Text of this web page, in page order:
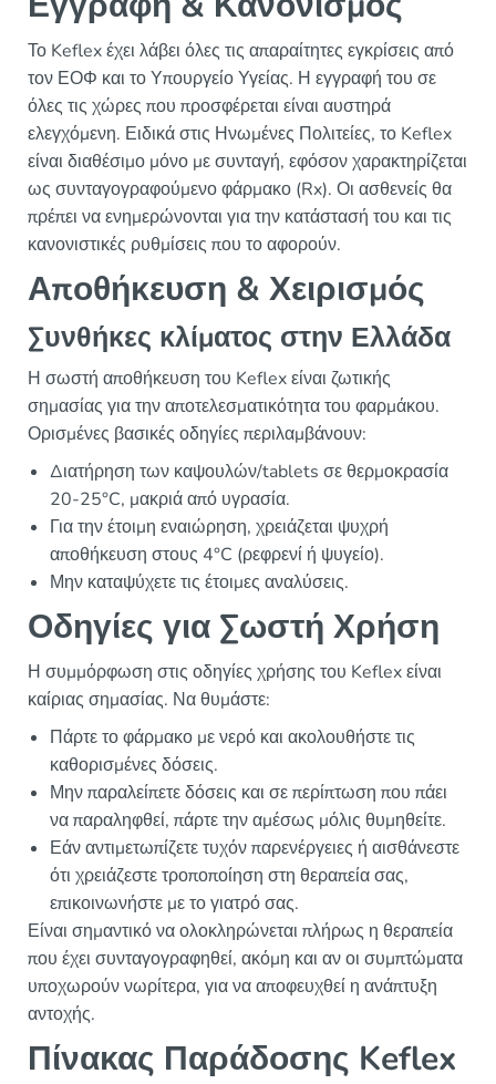
Το Keflex έχει λάβει όλες τις απαραίτητες εγκρίσεις από
τον ΕΟΦ και το Υπουργείο Υγείας. Η εγγραφή του σε
όλες τις χώρες που προσφέρεται είναι αυστηρά
ελεγχόμενη. Ειδικά στις Ηνωμένες Πολιτείες, το Keflex
είναι διαθέσιμο μόνο με συνταγή, εφόσον χαρακτηρίζεται
ως συνταγογραφούμενο φάρμακο (Rx). Οι ασθενείς θα
πρέπει να ενημερώνονται για την κατάστασή του και τις
κανονιστικές ρυθμίσεις που το αφορούν.
Αποθήκευση & Χειρισμός
Συνθήκες κλίματος στην Ελλάδα
Η σωστή αποθήκευση του Keflex είναι ζωτικής
σημασίας για την αποτελεσματικότητα του φαρμάκου.
Ορισμένες βασικές οδηγίες περιλαμβάνουν:
Διατήρηση των καψουλών/tablets σε θερμοκρασία
20-25°C, μακριά από υγρασία.
Για την έτοιμη εναιώρηση, χρειάζεται ψυχρή
αποθήκευση στους 4°C (ρεφρενί ή ψυγείο).
Μην καταψύχετε τις έτοιμες αναλύσεις.
Οδηγίες για Σωστή Χρήση
Η συμμόρφωση στις οδηγίες χρήσης του Keflex είναι
καίριας σημασίας. Να θυμάστε:
Πάρτε το φάρμακο με νερό και ακολουθήστε τις
καθορισμένες δόσεις.
Μην παραλείπετε δόσεις και σε περίπτωση που πάει
να παραληφθεί, πάρτε την αμέσως μόλις θυμηθείτε.
Εάν αντιμετωπίζετε τυχόν παρενέργειες ή αισθάνεστε
ότι χρειάζεστε τροποποίηση στη θεραπεία σας,
επικοινωνήστε με το γιατρό σας.
Είναι σημαντικό να ολοκληρώνεται πλήρως η θεραπεία
που έχει συνταγογραφηθεί, ακόμη και αν οι συμπτώματα
υποχωρούν νωρίτερα, για να αποφευχθεί η ανάπτυξη
αντοχής.
Πίνακας Παράδοσης Keflex